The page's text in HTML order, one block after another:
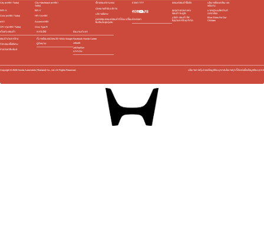
City (e:HEV / Turbo)
City Hatchback (e:HEV /
Turbo)
WR-V
BR-V
Civic (e:HEV / Turbo)
HR-V e:HEV
e:N1
Accord e:HEV
CR-V (e:HEV / Turbo)
Civic Type R
เช็กรถยนต์ตามระยะ
นัดหมายเข้ารับบริการ
บริการพิเศษ
ตรวจสอบรถยนต์ฮอนด้าที่ต้อง เปลี่ยน
ชิ้นส่วนในชุดถุงลม
0 2341 7777
ติดต่อเรา
รถยนต์ฮอนด้าใช้แล้ว
นโยบายสิ่งแวดล้อม และ
พลังงาน
ชุดอุปกรณ์ตกแต่ง​
ฮอนด้า โมดูโล
มาตรฐานผลิตภัณฑ์
ฉลากเขียว
บริษัท ฮอนด้า ลีส
ซิ่ง(ประเทศไทย) จำกัด
Blue Skies For Our
Children
เกี่ยวกับฮอนด้า
ฮอนด้าประเทศไทย
กิจกรรมเพื่อสังคม
ข่าวประชาสัมพันธ์
เทคโนโลยี
ที่มาพร้อมแอปและบริการของ Google
ผู้จำหน่าย
ร่วมงานกับเรา
Facebook Honda Career
Jobsdb
JobTopGun
บทความ
Copyright ©2026Honda Automobile (Thailand) Co., Ltd. All Rights Reserved. นโยบายการคุ้มครองข้อมูลส่วนบุคคลนโยบายคุกกี้ติดต่อเรื่องข้อมูลส่วนบุคคล